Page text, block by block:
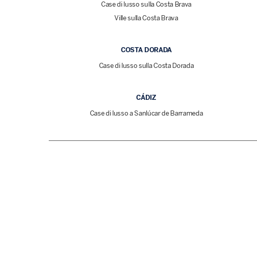
Case di lusso sulla Costa Brava
Ville sulla Costa Brava
COSTA DORADA
Case di lusso sulla Costa Dorada
CÁDIZ
Case di lusso a Sanlúcar de Barrameda